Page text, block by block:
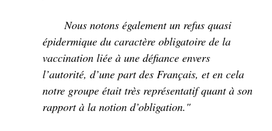
Nous notons également un refus quasi
épidermique du caractère obligatoire de la
vaccination liée à une défiance envers
l’autorité, d’une part des Français, et en cela
notre groupe était très représentatif quant à son
rapport à la notion d’obligation."